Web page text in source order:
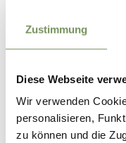
Zustimmung
Diese Webseite
Wir verwenden
personalisieren,
zu können und die